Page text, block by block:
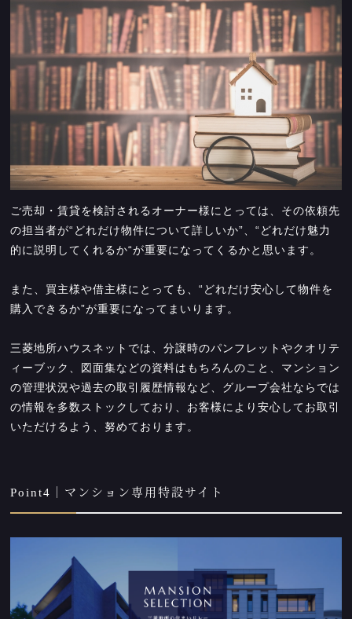
ご売却・賃貸を検討されるオーナー様にとっては、その依頼先
の担当者が“どれだけ物件について詳しいか”、“どれだけ魅力
的に説明してくれるか“が重要になってくるかと思います。
また、買主様や借主様にとっても、“どれだけ安心して物件を
購入できるか”が重要になってまいります。
三菱地所ハウスネットでは、分譲時のパンフレットやクオリテ
ィーブック、図面集などの資料はもちろんのこと、マンション
の管理状況や過去の取引履歴情報など、グループ会社ならでは
の情報を多数ストックしており、お客様により安心してお取引
いただけるよう、努めております。
Point4｜マンション専用特設サイト